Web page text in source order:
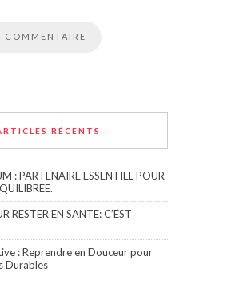
RÉCENTS
: PARTENAIRE ESSENTIEL POUR
RESTER EN SANTE: C’EST
: Reprendre en Douceur pour
Durables